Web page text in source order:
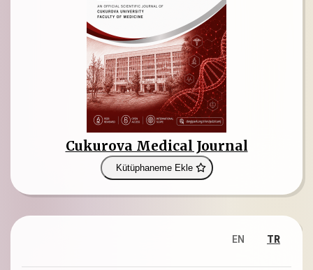
Cukurova Medical Journal
Kütüphaneme Ekle
EN TR